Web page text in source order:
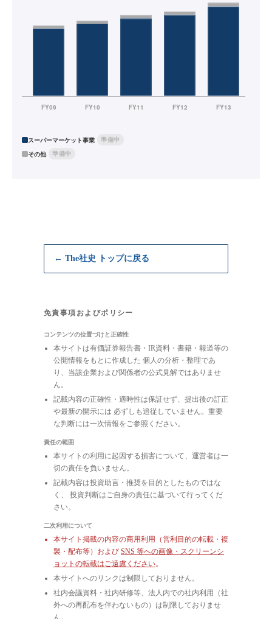
スーパーマーケット事業
準備中
その他
準備中
← The社史 トップに戻る
免責事項およびポリシー
コンテンツの位置づけと正確性
本サイトは有価証券報告書・IR資料・書籍・報道等の
公開情報をもとに作成した 個人の分析・整理であ
り、当該企業および関係者の公式見解ではありませ
ん。
記載内容の正確性・適時性は保証せず、提出後の訂正
や最新の開示には 必ずしも追従していません。重要
な判断には一次情報をご参照ください。
責任の範囲
本サイトの利用に起因する損害について、運営者は一
切の責任を負いません。
記載内容は投資助言・推奨を目的としたものではな
く、 投資判断はご自身の責任に基づいて行ってくだ
さい。
二次利用について
本サイト掲載の内容の商用利用（営利目的の転載・複
製・配布等）および SNS 等への画像・スクリーンシ
ョットの転載はご遠慮ください。
本サイトへのリンクは制限しておりません。
社内会議資料・社内研修等、法人内での社内利用（社
外への再配布を伴わないもの）は制限しておりませ
ん。